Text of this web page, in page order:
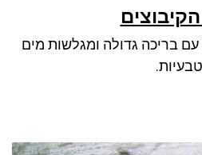
עם בריכה גדולה ומגלשות מים
טבעיות.